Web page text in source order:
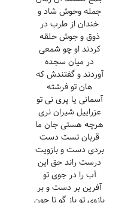
جمله وحوش شاد و
خندان از طرب در
ذوق و جوش حلقه
کردند او چو شمعی
در میان سجده
آوردند و گفتندش که
هان تو فرشته
آسمانی یا پری نی تو
عزراییل شیران نری
هرچه هستی جان ما
قربان تست دست
بردی دست و بازویت
درست راند حق این
آب را در جوی تو
آفرین بر دست و بر
بازوی تو باز گو تا چون